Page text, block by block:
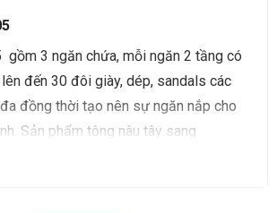
3 ngăn chứa, mỗi ngăn 2 tầng có
đến 30 đôi giày, dép, sandals các
đồng thời tạo nên sự ngăn nắp cho
Sản phẩm tông nâu tây sang